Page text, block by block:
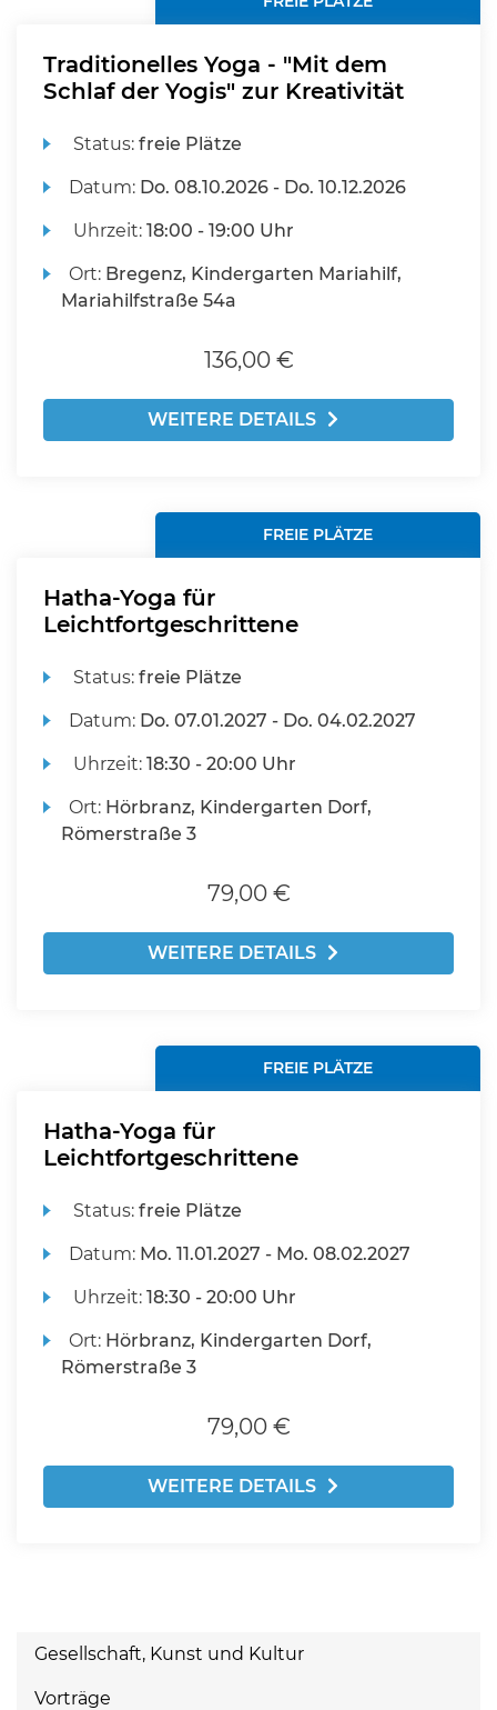
Traditionelles Yoga - "Mit dem
Schlaf der Yogis" zur Kreativität
Status:freie Plätze
Datum: Do. 08.10.2026 - Do. 10.12.2026
Uhrzeit:18:00 - 19:00 Uhr
Ort: Bregenz, Kindergarten Mariahilf,
Mariahilfstraße 54a
136,00 €
WEITERE DETAILS
FREIE PLÄTZE
Hatha-Yoga für
Leichtfortgeschrittene
Status:freie Plätze
Datum: Do. 07.01.2027 - Do. 04.02.2027
Uhrzeit:18:30 - 20:00 Uhr
Ort: Hörbranz, Kindergarten Dorf,
Römerstraße 3
79,00 €
WEITERE DETAILS
FREIE PLÄTZE
Hatha-Yoga für
Leichtfortgeschrittene
Status:freie Plätze
Datum: Mo. 11.01.2027 - Mo. 08.02.2027
Uhrzeit:18:30 - 20:00 Uhr
Ort: Hörbranz, Kindergarten Dorf,
Römerstraße 3
79,00 €
WEITERE DETAILS
Gesellschaft, Kunst und Kultur
Vorträge